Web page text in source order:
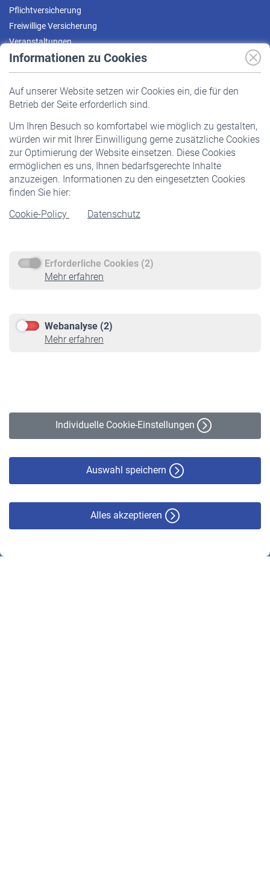
Informationen zu Cookies
Auf unserer Website setzen wir Cookies ein, die für den
Betrieb der Seite erforderlich sind.
Um Ihren Besuch so komfortabel wie möglich zu gestalten,
würden wir mit Ihrer Einwilligung gerne zusätzliche Cookies
zur Optimierung der Website einsetzen. Diese Cookies
ermöglichen es uns, Ihnen bedarfsgerechte Inhalte
anzuzeigen. Informationen zu den eingesetzten Cookies
finden Sie hier:
Cookie-Policy
Datenschutz
Erforderliche Cookies (2)
Mehr erfahren
Webanalyse (2)
Mehr erfahren
Individuelle Cookie-Einstellungen
Auswahl speichern
Alles akzeptieren
Pflichtversicherung
Freiwillige Versicherung
Veranstaltungen
Pflichtversicherung
Staatliche Förderung
Veranstaltungen
Rentner
Rentenbeginn
Rente beantragen
Service
Informationen
Online-Rechner
VBLnewsletter
Erklärung zur Barrierefreiheit
© VBL 2026